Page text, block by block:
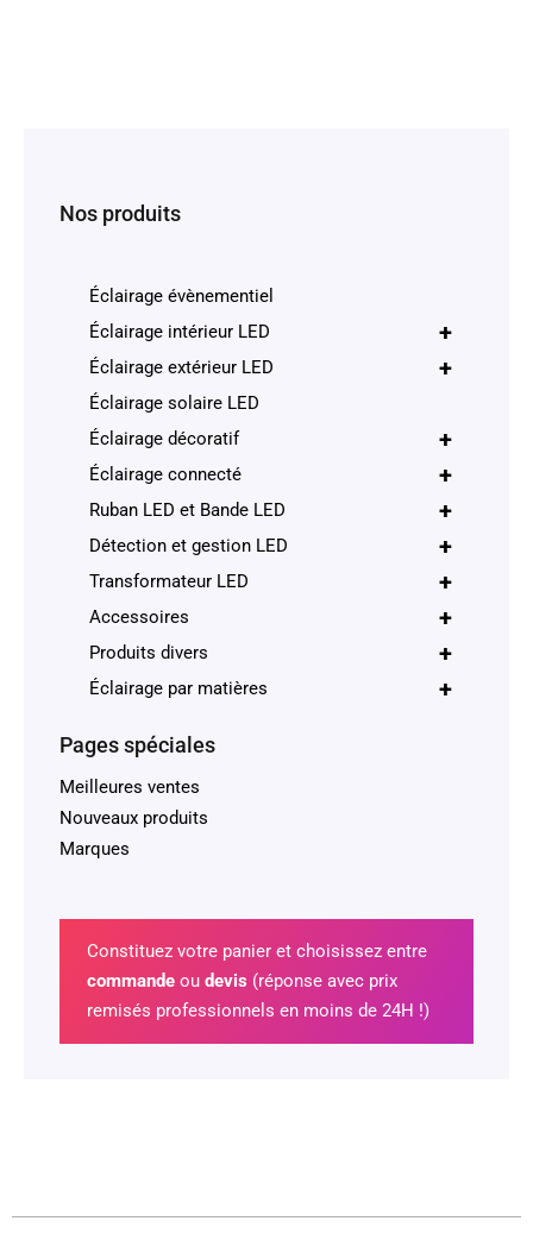
Nos produits
Éclairage évènementiel
+
Éclairage intérieur LED
+
Éclairage extérieur LED
Éclairage solaire LED
+
Éclairage décoratif
+
Éclairage connecté
+
Ruban LED et Bande LED
+
Détection et gestion LED
+
Transformateur LED
+
Accessoires
+
Produits divers
+
Éclairage par matières
Pages spéciales
Meilleures ventes
Nouveaux produits
Marques
Constituez votre panier et choisissez entre
commandeou devis (réponse avec prix
remisés professionnels en moins de 24H !)